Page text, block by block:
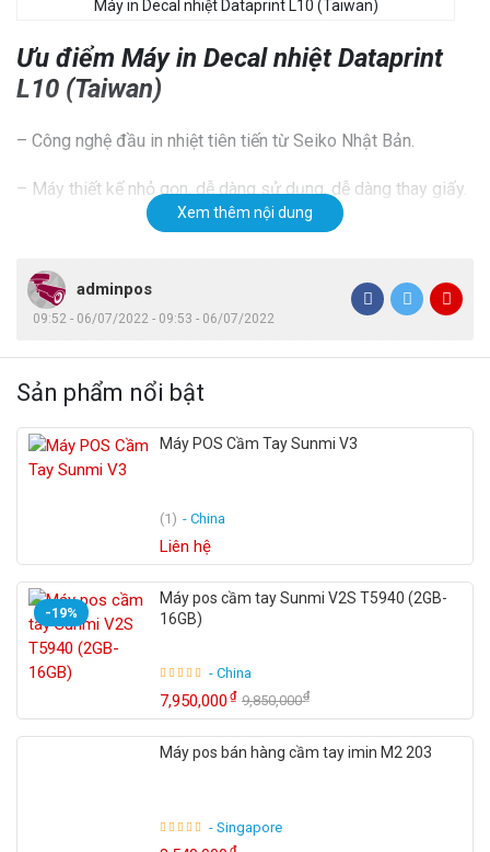
Máy in Decal nhiệt Dataprint L10 (Taiwan)
Ưu điểm Máy in Decal nhiệt Dataprint
L10 (Taiwan)
– Công nghệ đầu in nhiệt tiên tiến từ Seiko Nhật Bản.
– Máy thiết kế nhỏ gọn, dễ dàng sử dụng, dễ dàng thay giấy.
– Cắt giấy tự động khi kết thúc hóa đơn.
– Kết nối tiện lợi bằng USB.
– Tự động bảo vệ đầu in máy in bill khi nhiệt độ in quá cao
– In liên tục với tốc độ cao.
– Thiết kế hiện đại, nhỏ gọn tạo sự chuyên nghiệp cho cửa
– Tiết kiệm không gian quầy hàng – Dễ dàng sử dụng
Thông số kỹ thuật Máy in Decal
nhiệt Dataprint L10 (Taiwan)
Tốc độ in : 150 mm/s
Xem thêm nội dung
adminpos
09:52 - 06/07/2022 - 09:53 - 06/07/2022
Sản phẩm nổi bật
Máy POS Cầm Tay Sunmi V3
(1) - China
Liên hệ
-19%
Máy pos cầm tay Sunmi V2S T5940 (2GB-
16GB)
- China
7,950,000₫ 9,850,000₫
Máy pos bán hàng cầm tay imin M2 203
- Singapore